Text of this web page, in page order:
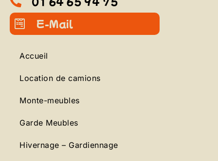
E-Mail
Accueil
Location de camions
Monte-meubles
Garde Meubles
Hivernage – Gardiennage